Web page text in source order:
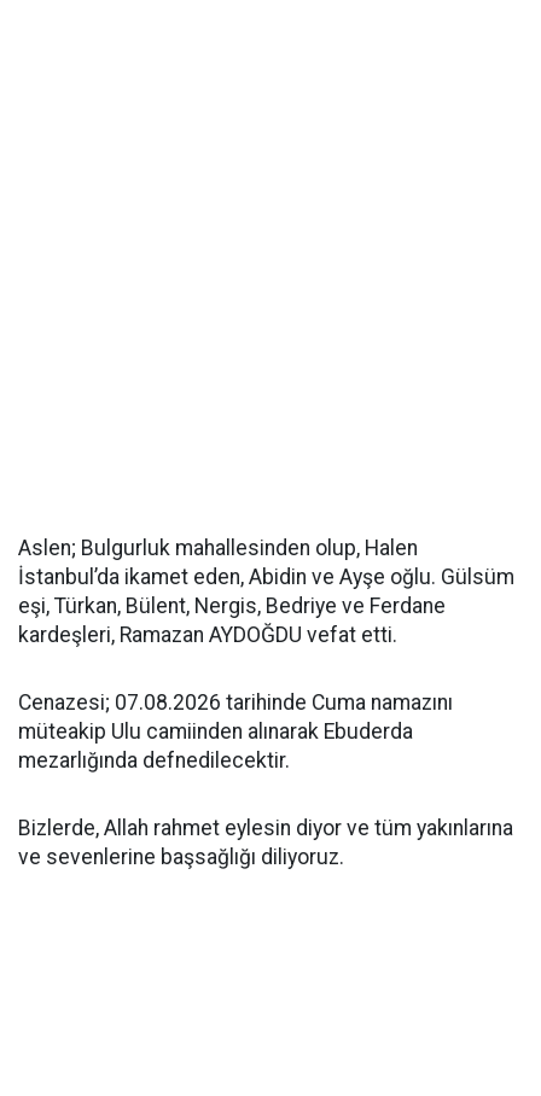
Aslen; Bulgurluk mahallesinden olup, Halen
İstanbul’da ikamet eden, Abidin ve Ayşe oğlu. Gülsüm
eşi, Türkan, Bülent, Nergis, Bedriye ve Ferdane
kardeşleri, Ramazan AYDOĞDU vefat etti.
Cenazesi; 07.08.2026 tarihinde Cuma namazını
müteakip Ulu camiinden alınarak Ebuderda
mezarlığında defnedilecektir.
Bizlerde, Allah rahmet eylesin diyor ve tüm yakınlarına
ve sevenlerine başsağlığı diliyoruz.